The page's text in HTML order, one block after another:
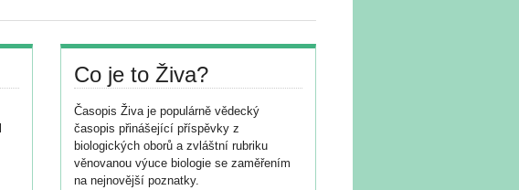
Co je to Živa?
Časopis Živa je populárně vědecký
časopis přinášející příspěvky z
biologických oborů a zvláštní rubriku
věnovanou výuce biologie se zaměřením
na nejnovější poznatky.